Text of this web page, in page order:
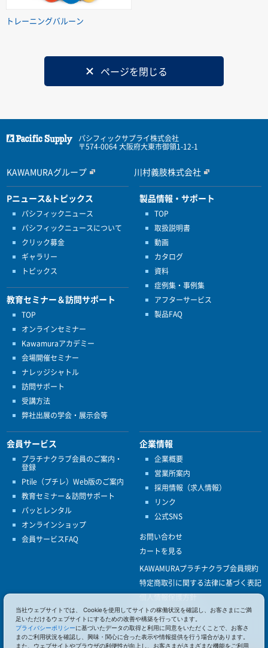
トレーニングバルーン
ページを閉じる
パシフィックサプライ株式会社
〒574-0064 大阪府大東市御領1-12-1
KAWAMURAグループ 川村義肢株式会社
Pニュース&トピックス
パシフィックニュース
パシフィックニュースについて
クリック募金
ギャラリー
トピックス
教育セミナー＆訪問サポート
TOP
オンラインセミナー
Kawamuraアカデミー
会場開催セミナー
ナレッジシャトル
訪問サポート
受講方法
弊社出展の学会・展示会等
製品情報・サポート
TOP
取扱説明書
動画
カタログ
資料
症例集・事例集
アフターサービス
製品FAQ
会員サービス
プラチナクラブ会員のご案内・
登録
Ptile（プチレ）Web版のご案内
教育セミナー＆訪問サポート
パッとレンタル
オンラインショップ
会員サービスFAQ
企業情報
企業概要
営業所案内
採用情報（求人情報）
リンク
公式SNS
お問い合わせ
カートを見る
KAWAMURAプラチナクラブ会員規約
特定商取引に関する法律に基づく表記
個人情報保護方針
ISO9001
健康経営優良法人認定
当社ウェブサイトでは、 Cookieを使用してサイトの稼働状況を確認し、お客さまにご満
足いただけるウェブサイトにするための改善や構築を行っています。
プライバシーポリシーに基づいたデータの取得と利用に同意をいただくことで、お客さ
まのご利用状況を確認し、興味・関心に合った表示や情報提供を行う場合があります。
また、ウェブサイトやブラウザの利便性が向上し、お客さまがさまざまな機能をご利用